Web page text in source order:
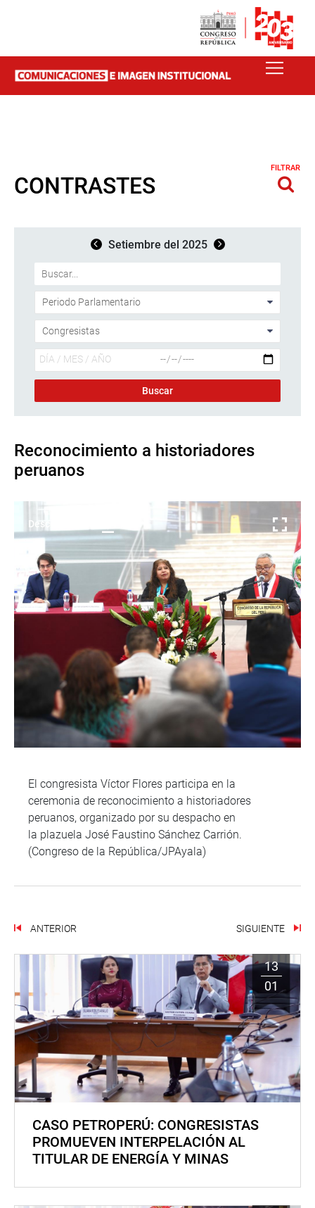
CONTRASTES
FILTRAR
Setiembre del 2025
Reconocimiento a historiadores
peruanos
Descargar foto
El congresista Víctor Flores participa en la
ceremonia de reconocimiento a historiadores
peruanos, organizado por su despacho en
la plazuela José Faustino Sánchez Carrión.
(Congreso de la República/JPAyala)
ANTERIOR SIGUIENTE
13
01
CASO PETROPERÚ: CONGRESISTAS
PROMUEVEN INTERPELACIÓN AL
TITULAR DE ENERGÍA Y MINAS